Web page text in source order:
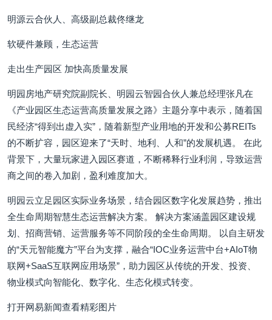
明源云合伙人、高级副总裁佟继龙
软硬件兼顾，生态运营
走出生产园区 加快高质量发展
明园房地产研究院副院长、明园云智园合伙人兼总经理张凡在
《产业园区生态运营高质量发展之路》主题分享中表示，随着国
民经济“得到出虚入实”，随着新型产业用地的开发和公募REITs
的不断扩容，园区迎来了“天时、地利、人和”的发展机遇。 在此
背景下，大量玩家进入园区赛道，不断稀释行业利润，导致运营
商之间的卷入加剧，盈利难度加大。
明园云立足园区实际业务场景，结合园区数字化发展趋势，推出
全生命周期智慧生态运营解决方案。 解决方案涵盖园区建设规
划、招商营销、运营服务等不同阶段的全生命周期。 以自主研发
的“天元智能魔方”平台为支撑，融合“IOC业务运营中台+AIoT物
联网+SaaS互联网应用场景”，助力园区从传统的开发、投资、
物业模式向智能化、数字化、生态化模式转变。
打开网易新闻查看精彩图片